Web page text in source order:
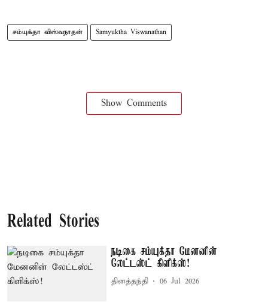
சம்யுக்தா விஸ்வநாதன் Samyuktha Viswanathan
Show Comments
Related Stories
நடிகை சம்யுக்தா மேனனின்
லேட்டஸ்ட் கிளிக்ஸ்!
தினத்தந்தி 06 Jul 2026